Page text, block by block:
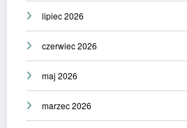
lipiec 2026
czerwiec 2026
maj 2026
marzec 2026